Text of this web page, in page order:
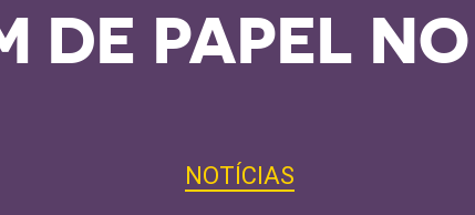
DE PAPEL NO
NOTÍCIAS